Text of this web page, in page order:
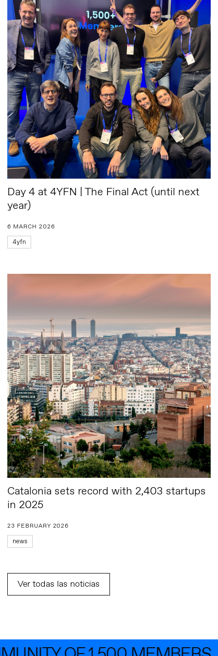
Day 4 at 4YFN | The Final Act (until next
year)
6 MARCH 2026
4yfn
Catalonia sets record with 2,403 startups
in 2025
23 FEBRUARY 2026
news
Ver todas las noticias